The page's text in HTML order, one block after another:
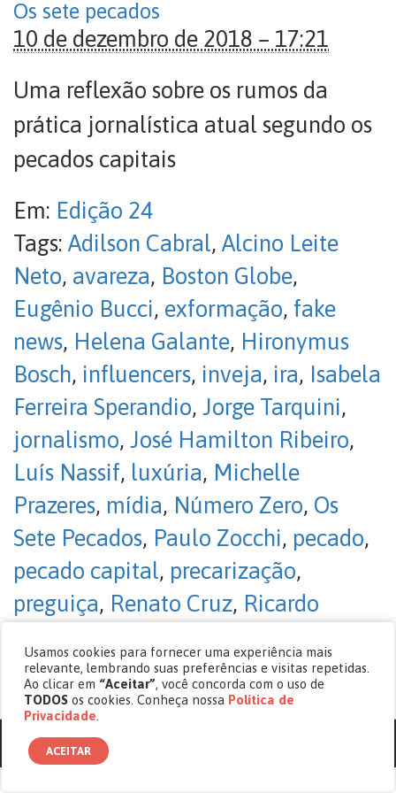
Os sete pecados
10 de dezembro de 2018 – 17:21
Uma reflexão sobre os rumos da
prática jornalística atual segundo os
pecados capitais
Em: Edição 24
Tags: Adilson Cabral, Alcino Leite
Neto, avareza, Boston Globe,
Eugênio Bucci, exformação, fake
news, Helena Galante, Hironymus
Bosch, influencers, inveja, ira, Isabela
Ferreira Sperandio, Jorge Tarquini,
jornalismo, José Hamilton Ribeiro,
Luís Nassif, luxúria, Michelle
Prazeres, mídia, Número Zero, Os
Sete Pecados, Paulo Zocchi, pecado,
pecado capital, precarização,
preguiça, Renato Cruz, Ricardo
Vilém Flusser,youtubers
Sem comentários
© copyright 2017 - 2026 Revista Cásper.
Usamos cookies para fornecer uma experiência mais
relevante, lembrando suas preferências e visitas repetidas.
Ao clicar em “Aceitar”, você concorda com o uso de
TODOS os cookies. Conheça nossa Política de
Privacidade
ACEITAR